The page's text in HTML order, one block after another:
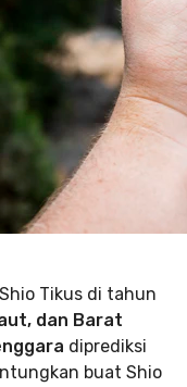
Tikus di tahun
dan Barat
diprediksi
buat Shio